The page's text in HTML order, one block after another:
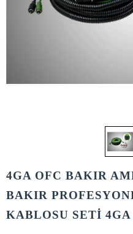
4GA OFC BAKIR
BAKIR
KABLOSU SETİ 4GA